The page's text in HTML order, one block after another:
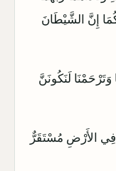
إِنَّ الشَّيْطَانَ
وَتَرْحَمْنَا لَنَكُونَنَّ
الأَرْضِ مُسْتَقَرٌّ